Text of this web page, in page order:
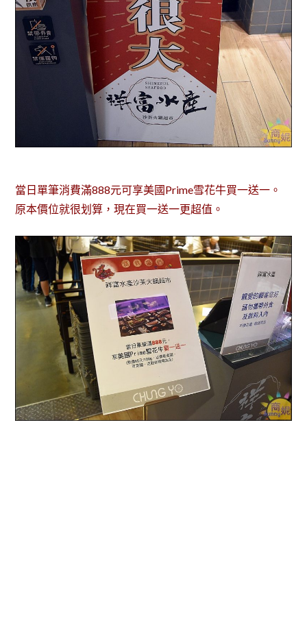
當日單筆消費滿888元可享美國Prime雪花牛買一送一。
原本價位就很划算，現在買一送一更超值。